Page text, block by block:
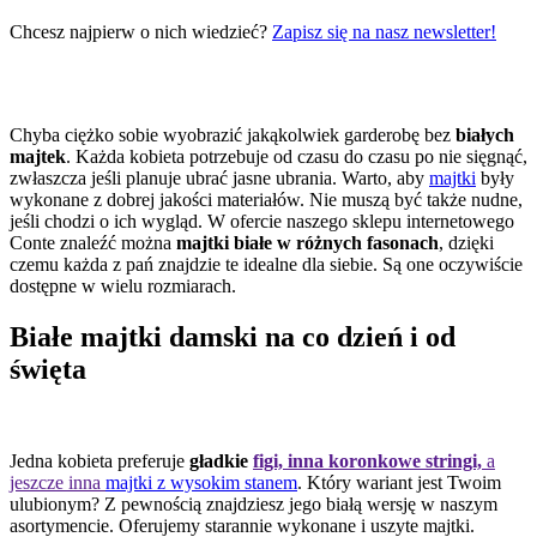
Chcesz najpierw o nich wiedzieć? Zapisz się na nasz newsletter!
Chyba ciężko sobie wyobrazić jakąkolwiek garderobę bez białych
majtek. Każda kobieta potrzebuje od czasu do czasu po nie sięgnąć,
zwłaszcza jeśli planuje ubrać jasne ubrania. Warto, aby majtki były
wykonane z dobrej jakości materiałów. Nie muszą być także nudne,
jeśli chodzi o ich wygląd. W ofercie naszego sklepu internetowego
Conte znaleźć można majtki białe w różnych fasonach, dzięki
czemu każda z pań znajdzie te idealne dla siebie. Są one oczywiście
dostępne w wielu rozmiarach.
Białe majtki damski na co dzień i od
święta
Jedna kobieta preferuje gładkie figi, inna koronkowe stringi, a
jeszcze inna majtki z wysokim stanem. Który wariant jest Twoim
ulubionym? Z pewnością znajdziesz jego białą wersję w naszym
asortymencie. Oferujemy starannie wykonane i uszyte majtki.